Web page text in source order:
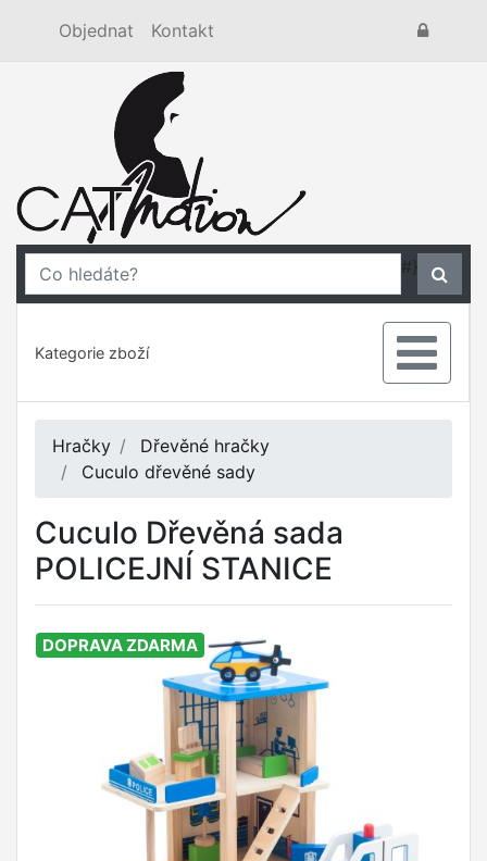
Objednat Kontakt
#}
Kategorie zboží
Hračky
Dřevěné hračky
Cuculo dřevěné sady
Cuculo Dřevěná sada
POLICEJNÍ STANICE
DOPRAVA ZDARMA